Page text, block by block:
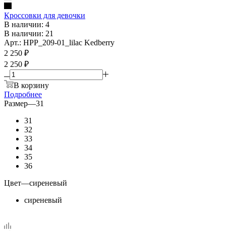
Кроссовки для девочки
В наличии: 4
В наличии: 21
Арт.: HPP_209-01_lilac Kedberry
2 250 ₽
2 250 ₽
В корзину
Подробнее
Размер—31
31
32
33
34
35
36
Цвет—сиреневый
сиреневый